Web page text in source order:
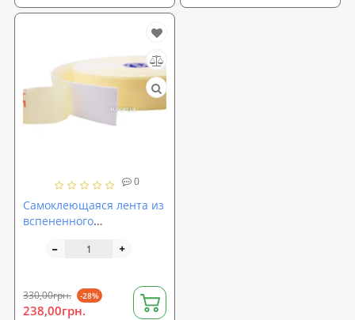
0
Самоклеющаяся лента из
вспененного
(ширина 95мм, длина
330,00грн. -28%
238,00грн.